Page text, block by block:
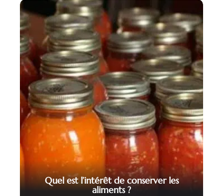
Quel est l’intérêt de conserver les
aliments ?